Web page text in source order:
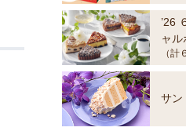
’26
ャル
（計
サン